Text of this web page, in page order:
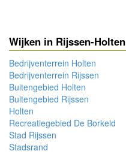
Wijken in Rijssen-Holten
Bedrijventerrein Holten
Bedrijventerrein Rijssen
Buitengebied Holten
Buitengebied Rijssen
Holten
Recreatiegebied De Borkeld
Stad Rijssen
Stadsrand